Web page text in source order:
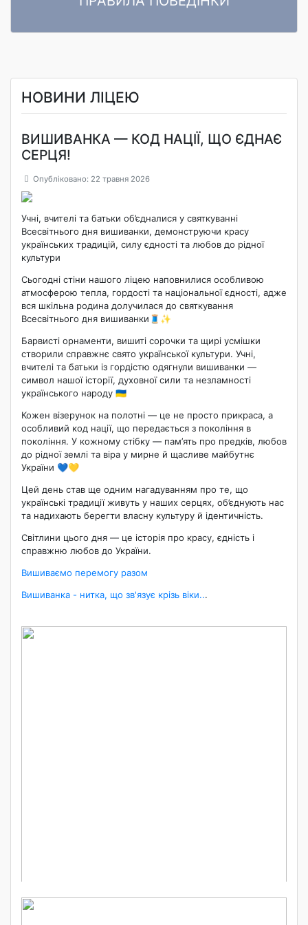
НОВИНИ ЛІЦЕЮ
ВИШИВАНКА — КОД НАЦІЇ, ЩО ЄДНАЄ
СЕРЦЯ!
Опубліковано: 22 травня 2026
Учні, вчителі та батьки об’єдналися у святкуванні
Всесвітнього дня вишиванки, демонструючи красу
українських традицій, силу єдності та любов до рідної
культури
Сьогодні стіни нашого ліцею наповнилися особливою
атмосферою тепла, гордості та національної єдності, адже
вся шкільна родина долучилася до святкування
Всесвітнього дня вишиванки🧵✨
Барвисті орнаменти, вишиті сорочки та щирі усмішки
створили справжнє свято української культури. Учні,
вчителі та батьки із гордістю одягнули вишиванки —
символ нашої історії, духовної сили та незламності
українського народу 🇺🇦
Кожен візерунок на полотні — це не просто прикраса, а
особливий код нації, що передається з покоління в
покоління. У кожному стібку — пам’ять про предків, любов
до рідної землі та віра у мирне й щасливе майбутнє
України 💙💛
Цей день став ще одним нагадуванням про те, що
українські традиції живуть у наших серцях, об’єднують нас
та надихають берегти власну культуру й ідентичність.
Світлини цього дня — це історія про красу, єдність і
справжню любов до України.
Вишиваємо перемогу разом
Вишиванка - нитка, що зв'язує крізь віки...